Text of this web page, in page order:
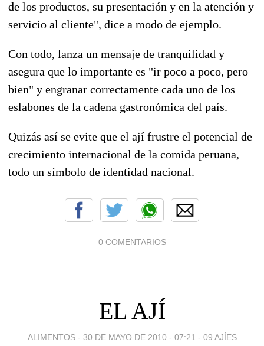
de los productos, su presentación y en la atención y
servicio al cliente", dice a modo de ejemplo.
Con todo, lanza un mensaje de tranquilidad y
asegura que lo importante es "ir poco a poco, pero
bien" y engranar correctamente cada uno de los
eslabones de la cadena gastronómica del país.
Quizás así se evite que el ají frustre el potencial de
crecimiento internacional de la comida peruana,
todo un símbolo de identidad nacional.
0 COMENTARIOS
EL AJÍ
ALIMENTOS - 30 DE MAYO DE 2010 - 07:21 - 09 AJÍES